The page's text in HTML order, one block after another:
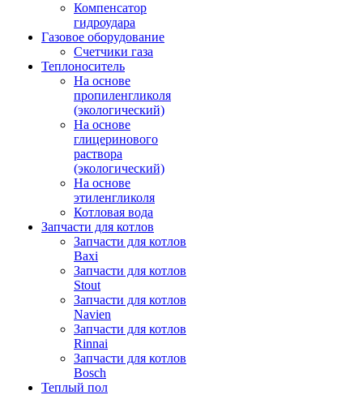
Компенсатор
гидроудара
Газовое оборудование
Счетчики газа
Теплоноситель
На основе
пропиленгликоля
(экологический)
На основе
глицеринового
раствора
(экологический)
На основе
этиленгликоля
Котловая вода
Запчасти для котлов
Запчасти для котлов
Baxi
Запчасти для котлов
Stout
Запчасти для котлов
Navien
Запчасти для котлов
Rinnai
Запчасти для котлов
Bosch
Теплый пол